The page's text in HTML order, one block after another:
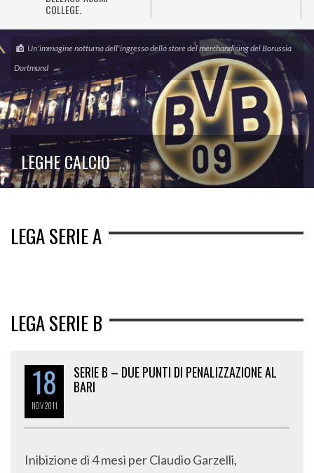
COLLEGE.
Un'immagine notturna dell'ingresso dello store del merchandising del Borussia
Dortmund
LEGHE CALCIO
LEGA SERIE A
LEGA SERIE B
18
NOV2011
SERIE B – DUE PUNTI DI PENALIZZAZIONE AL
BARI
Inibizione di 4 mesi per Claudio Garzelli,